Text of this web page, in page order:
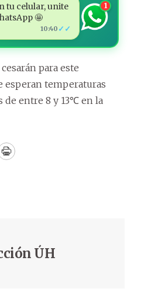
tu celular, unite
🤩
10:40 ✓✓
1
para este
esperan temperaturas
de entre 8 y 13℃ en la
Print
ÚH